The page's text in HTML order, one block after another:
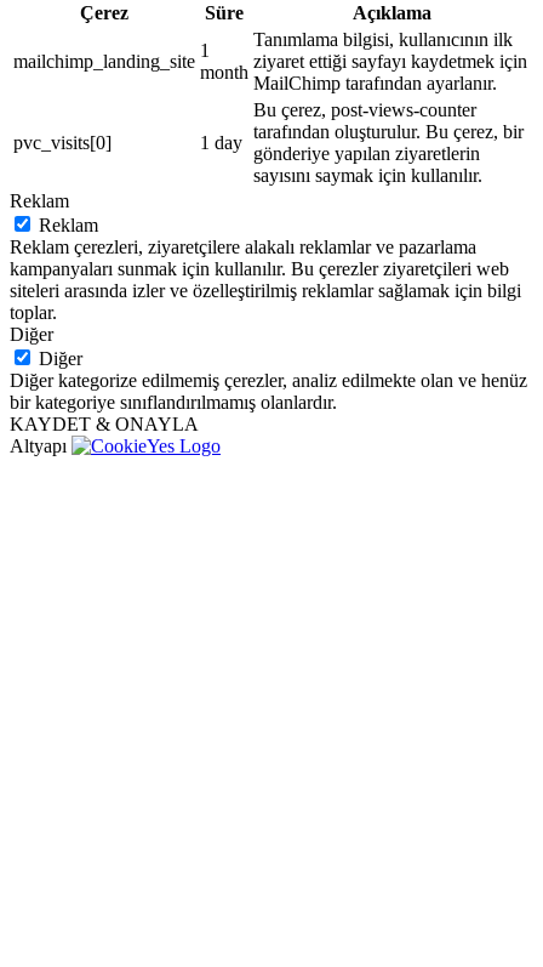
Çerez
Süre Açıklama
mailchimp_landing_site
1
month
Tanımlama bilgisi, kullanıcının ilk
ziyaret ettiği sayfayı kaydetmek için
MailChimp tarafından ayarlanır.
pvc_visits[0] 1 day
Bu çerez, post-views-counter
tarafından oluşturulur. Bu çerez, bir
gönderiye yapılan ziyaretlerin
sayısını saymak için kullanılır.
Reklam
Reklam
Reklam çerezleri, ziyaretçilere alakalı reklamlar ve pazarlama
kampanyaları sunmak için kullanılır. Bu çerezler ziyaretçileri web
siteleri arasında izler ve özelleştirilmiş reklamlar sağlamak için bilgi
toplar.
Diğer
Diğer
Diğer kategorize edilmemiş çerezler, analiz edilmekte olan ve henüz
bir kategoriye sınıflandırılmamış olanlardır.
KAYDET & ONAYLA
Altyapı